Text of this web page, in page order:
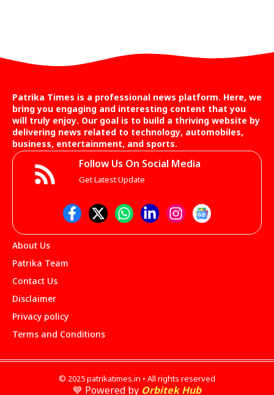
Patrika Times is a professional news platform. Here, we
bring you engaging and interesting content that you
will truly enjoy. Our goal is to build a thriving website by
delivering news related to technology, automobiles,
business, entertainment, and sports.
Follow Us On Social Media
Get Latest Update
About Us
Patrika Team
Contact Us
Disclaimer
Privacy policy
Terms and Conditions
© 2025 patrikatimes.in • All rights reserved
💙 Powered by Orbitek Hub